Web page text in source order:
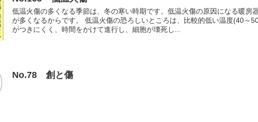
低温火傷の多くなる季節は、冬の寒い時期です。低温火傷の原因になる暖房
が多くなるからです。 低温火傷の恐ろしいところは、比較的低い温度(40～
がつきにくく、時間をかけて進行し、細胞が壊死し...
No.78 創と傷